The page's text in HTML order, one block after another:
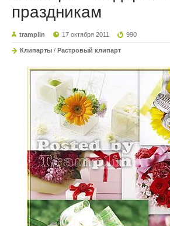
праздникам
tramplin 17 октября 2011 990
Клипарты / Растровый клипарт